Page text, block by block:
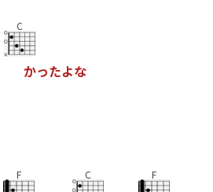
C
かったよな
F C F